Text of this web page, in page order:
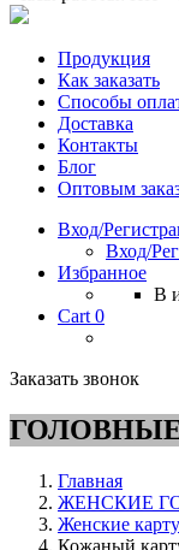
Продукция
Как заказать
Способы
Доставка
Контакты
Блог
Оптовым
Вход/
Вход/
Избранное
В
Cart 0
Заказать звонок
Главная
ЖЕНСКИЕ
Женские
Кожаный